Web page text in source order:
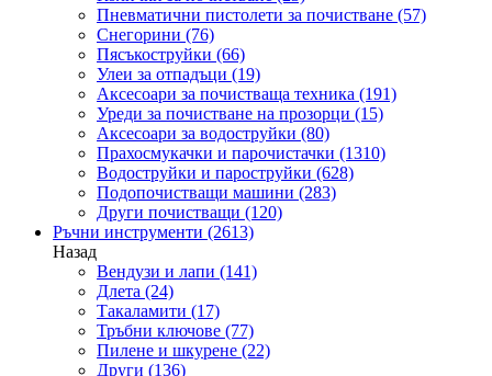
Пневматични пистолети за почистване (57)
Снегорини (76)
Пясъкоструйки (66)
Улеи за отпадъци (19)
Аксесоари за почистваща техника (191)
Уреди за почистване на прозорци (15)
Аксесоари за водоструйки (80)
Прахосмукачки и парочистачки (1310)
Водоструйки и пароструйки (628)
Подопочистващи машини (283)
Други почистващи (120)
Ръчни инструменти (2613)
Назад
Вендузи и лапи (141)
Длета (24)
Такаламити (17)
Тръбни ключове (77)
Пилене и шкурене (22)
Други (136)